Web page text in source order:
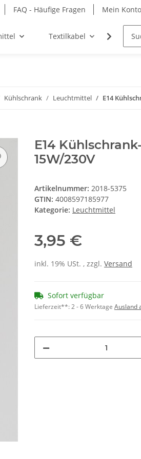
FAQ - Häufige Fragen Mein Konto
Textilkabel
Kühlschrank Leuchtmittel E14
E14
15W/230V
Artikelnummer: 2018-5375
GTIN: 4008597185977
Kategorie: Leuchtmittel
3,95 €
inkl. 19% USt. , zzgl. Versand
Sofort verfügbar
Lieferzeit**:2 - 6 Werktage Ausland